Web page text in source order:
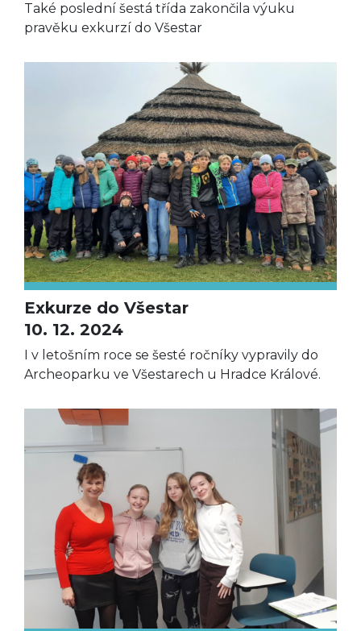
Také poslední šestá třída zakončila výuku
pravěku exkurzí do Všestar
Exkurze do Všestar
10. 12. 2024
I v letošním roce se šesté ročníky vypravily do
Archeoparku ve Všestarech u Hradce Králové.